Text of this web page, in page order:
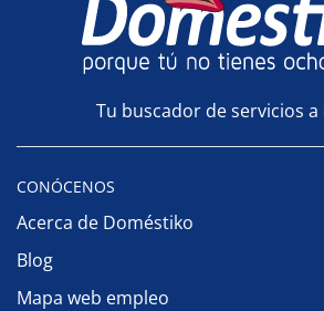
Tu buscador de servicios
CONÓCENOS
Acerca de Doméstiko
Blog
Mapa web empleo